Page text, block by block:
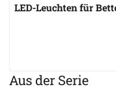
LED-Leuchten für
Aus der Serie